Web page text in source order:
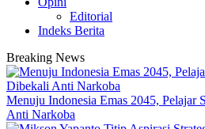
Editorial
Indeks Berita
Breaking News
Menuju Indonesia Emas 2045,
Anti Narkoba